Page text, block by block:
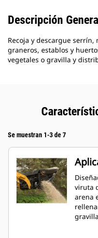
Descripción General
Recoja y descargue
graneros, establos y
vegetales o gravilla y
Se muestran 1-3 de 7
viruta
arena